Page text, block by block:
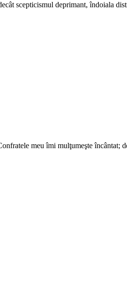
scepticismul deprimant, îndoiala
meu îmi mulţumeşte încântat;